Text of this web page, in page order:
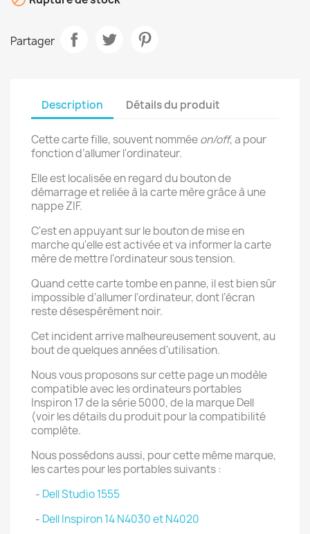
Partager
Description Détails du produit
Cette carte fille, souvent nomméeon/off, a pour
fonction d’allumer l'ordinateur.
Elle est localisée en regard du bouton de
démarrage et reliée à la carte mère grâce à une
nappe ZIF.
C'est en appuyant sur le bouton de mise en
marche qu'elle est activée et va informer la carte
mère de mettre l'ordinateur sous tension.
Quand cette carte tombe en panne, il est bien sûr
impossible d’allumer l'ordinateur, dont l’écran
reste désespérément noir.
Cet incident arrive malheureusement souvent, au
bout de quelques années d'utilisation.
Nous vous proposons sur cette page un modèle
compatible avec les ordinateurs portables
Inspiron 17 de la série 5000, de la marque Dell
(voir les détails du produit pour la compatibilité
complète.
Nous possédons aussi, pour cette même marque,
les cartes pour les portables suivants :
- Dell Studio 1555
- Dell Inspiron 14 N4030 et N4020